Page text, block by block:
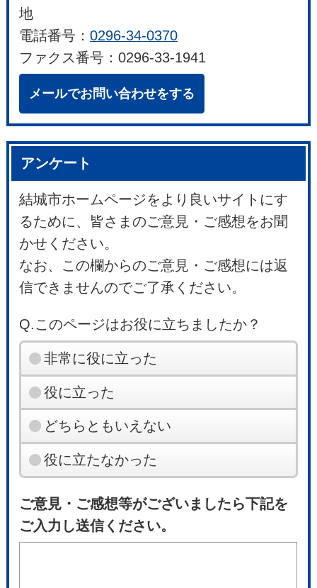
地
電話番号：0296-34-0370
ファクス番号：0296-33-1941
メールでお問い合わせをする
アンケート
結城市ホームページをより良いサイトにす
るために、皆さまのご意見・ご感想をお聞
かせください。
なお、この欄からのご意見・ご感想には返
信できませんのでご了承ください。
Q.このページはお役に立ちましたか？
非常に役に立った
役に立った
どちらともいえない
役に立たなかった
ご意見・ご感想等がございましたら下記を
ご入力し送信ください。